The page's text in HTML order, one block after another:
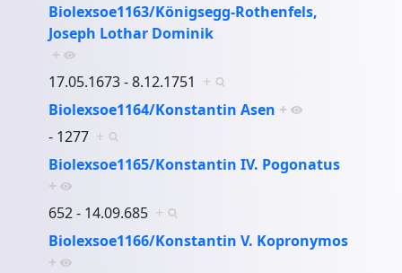
Biolexsoe1163/Königsegg-Rothenfels,
Joseph Lothar Dominik
+
17.05.1673 - 8.12.1751 +
Biolexsoe1164/Konstantin Asen +
- 1277 +
Biolexsoe1165/Konstantin IV. Pogonatus
+
652 - 14.09.685 +
Biolexsoe1166/Konstantin V. Kopronymos
+